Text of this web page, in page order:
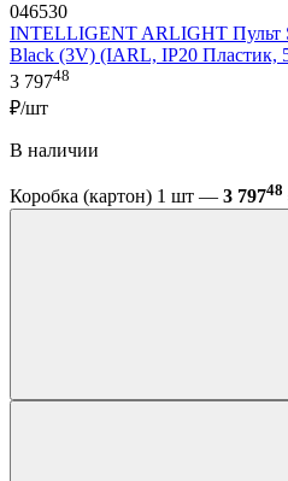
046530
INTELLIGENT ARLIGHT Пульт
Black (3V) (IARL, IP20 Пластик,
3 79748
₽/шт
В наличии
Коробка (картон) 1 шт — 3 79748